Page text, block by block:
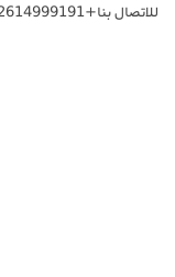
للاتصال بنا+212614999191